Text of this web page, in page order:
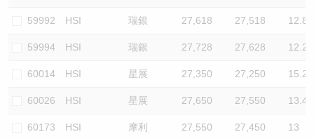
59992 HSI 瑞銀 27,618 27,518 12.8
59994 HSI 瑞銀 27,728 27,628 12.2
60014 HSI 星展 27,350 27,250 15.2
60026 HSI 星展 27,650 27,550 13.4
60173 HSI 摩利 27,550 27,450 13